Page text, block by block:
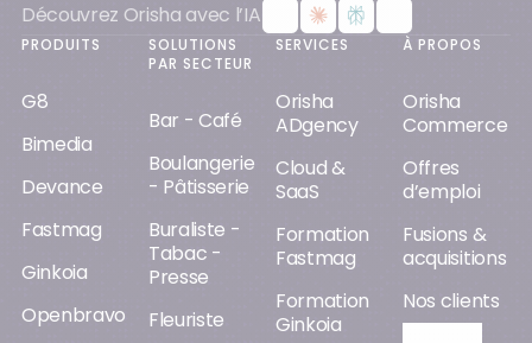
Découvrez Orisha avec l’IA
PRODUITS
G8
Bimedia
Devance
Fastmag
Ginkoia
Openbravo
SOLUTIONS
PAR SECTEUR
Bar - Café
Boulangerie
- Pâtisserie
Buraliste -
Tabac -
Presse
Fleuriste
SERVICES
Orisha
ADgency
Cloud &
SaaS
Formation
Fastmag
Formation
Ginkoia
À PROPOS
Orisha
Commerce
Offres
d’emploi
Fusions &
acquisitions
Nos clients